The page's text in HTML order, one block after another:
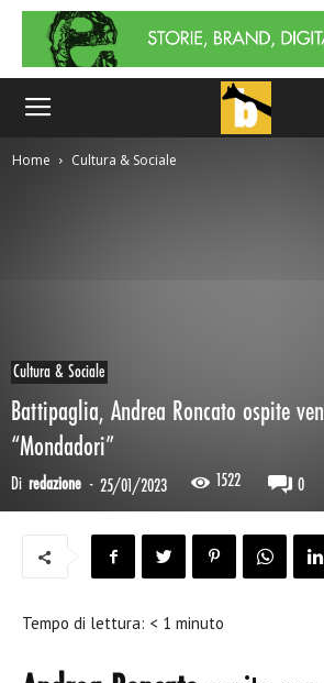
Home Cultura & Sociale
Cultura & Sociale
Battipaglia, Andrea Roncato ospite
“Mondadori”
Di redazione - 25/01/2023 1522 0
Tempo di lettura: < 1 minuto